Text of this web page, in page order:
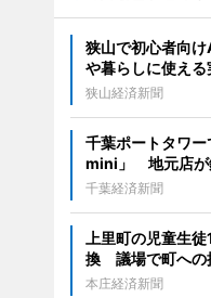
狭山で初心者向
や暮らしに使える
狭山経済新聞
千葉ポートタワー
mini」 地元店が
千葉経済新聞
上里町の児童生
換 議場で町への
本庄経済新聞